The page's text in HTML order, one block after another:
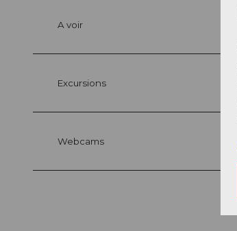
A voir
Excursions
Webcams